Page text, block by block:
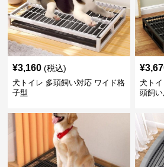
¥3,160 (税込)
犬トイレ 多頭飼い対応 ワイド格
子型
¥
犬ト
頭飼